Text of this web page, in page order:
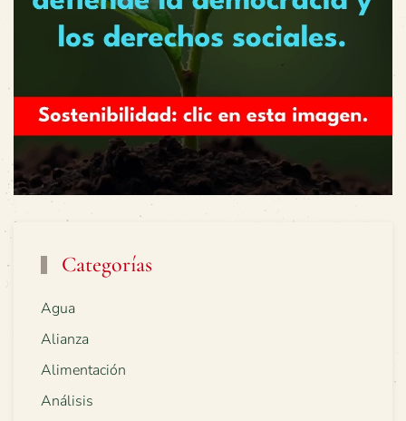
Categorías
Agua
Alianza
Alimentación
Análisis